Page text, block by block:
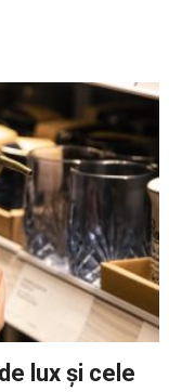
lux și cele